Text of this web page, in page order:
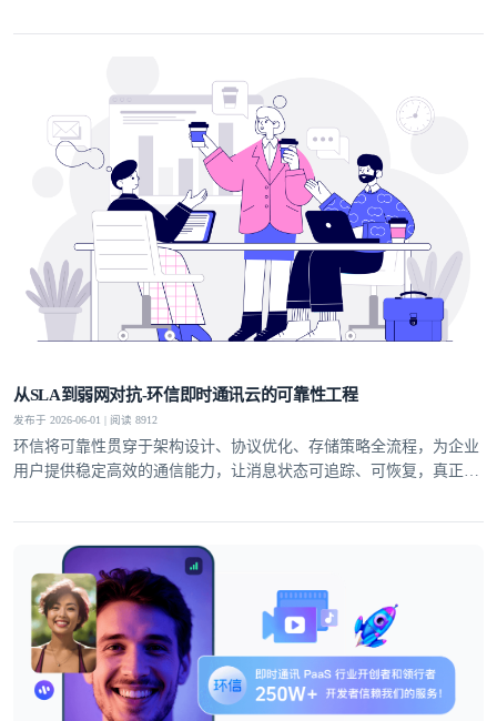
从SLA到弱网对抗-环信即时通讯云的可靠性工程
发布于 2026-06-01 | 阅读 8912
环信将可靠性贯穿于架构设计、协议优化、存储策略全流程，为企业
用户提供稳定高效的通信能力，让消息状态可追踪、可恢复，真正实